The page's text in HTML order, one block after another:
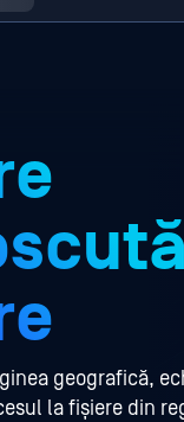
geografică,
la fișiere din